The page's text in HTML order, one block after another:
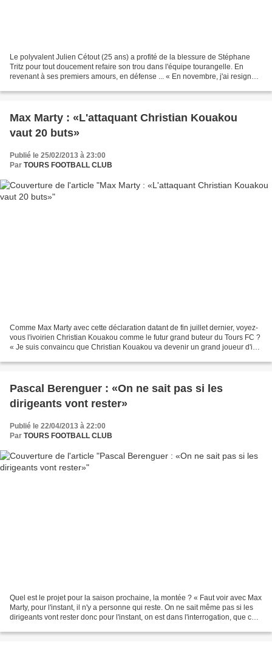
Le polyvalent Julien Cétout (25 ans) a profité de la blessure de Stéphane
Tritz pour tout doucement refaire son trou dans l'équipe tourangelle. En
revenant à ses premiers amours, en défense ... « En novembre, j'ai resigné
Max Marty : «L'attaquant Christian Kouakou
vaut 20 buts»
Publié le 25/02/2013 à 23:00
Par TOURS FOOTBALL CLUB
Comme Max Marty avec cette déclaration datant de fin juillet dernier, voyez-
vous l'ivoirien Christian Kouakou comme le futur grand buteur du Tours FC ?
« Je suis convaincu que Christian Kouakou va devenir un grand joueur d'ici
Pascal Berenguer : «On ne sait pas si les
dirigeants vont rester»
Publié le 22/04/2013 à 22:00
Par TOURS FOOTBALL CLUB
Quel est le projet pour la saison prochaine, la montée ? « Faut voir avec Max
Marty, pour l'instant, il n'y a personne qui reste. On ne sait même pas si les
dirigeants vont rester donc pour l'instant, on est dans l'interrogation, que ce